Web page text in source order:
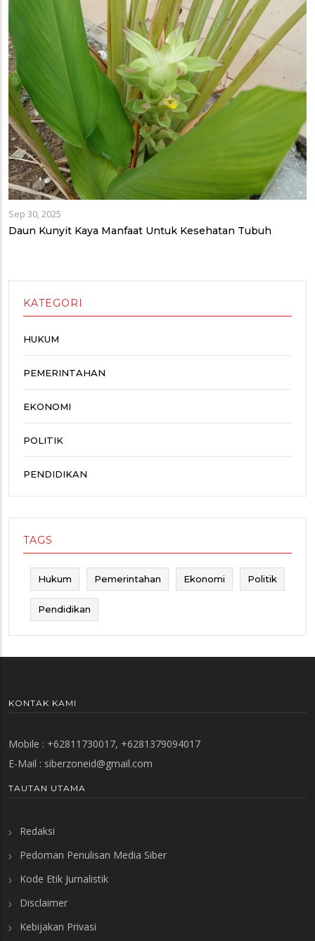
Sep 30, 2025
Daun Kunyit Kaya Manfaat Untuk Kesehatan Tubuh
KATEGORI
HUKUM
PEMERINTAHAN
EKONOMI
POLITIK
PENDIDIKAN
TAGS
Hukum Pemerintahan Ekonomi Politik
Pendidikan
KONTAK KAMI
Mobile : +62811730017, +6281379094017
E-Mail : siberzoneid@gmail.com
TAUTAN UTAMA
Redaksi
Pedoman Penulisan Media Siber
Kode Etik Jurnalistik
Disclaimer
Kebijakan Privasi